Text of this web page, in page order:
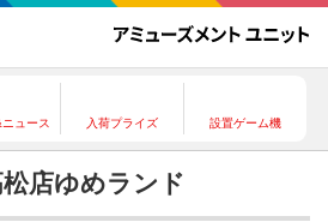
ュース 入荷プライズ 設置ゲーム機
店ゆめランド